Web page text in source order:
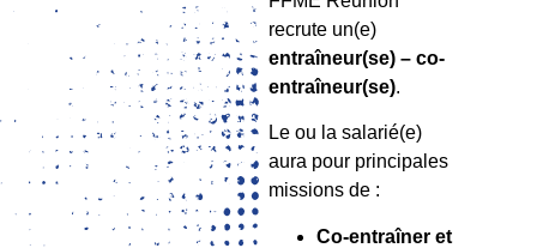
recrute un(e)
entraîneur(se) – co-
entraîneur(se).
Le ou la salarié(e)
aura pour principales
missions de :
Co-entraîner et